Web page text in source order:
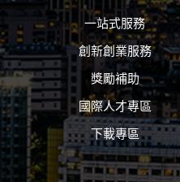
一站式服務
創新創業服務
獎勵補助
國際人才專區
下載專區